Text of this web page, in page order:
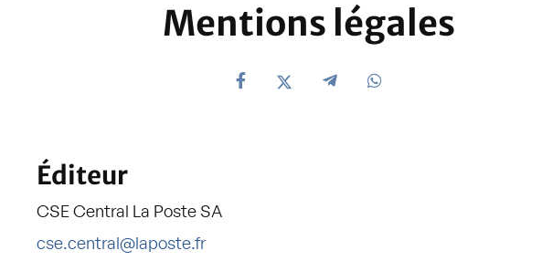
Mentions légales
Éditeur
CSE Central La Poste SA
cse.central@laposte.fr